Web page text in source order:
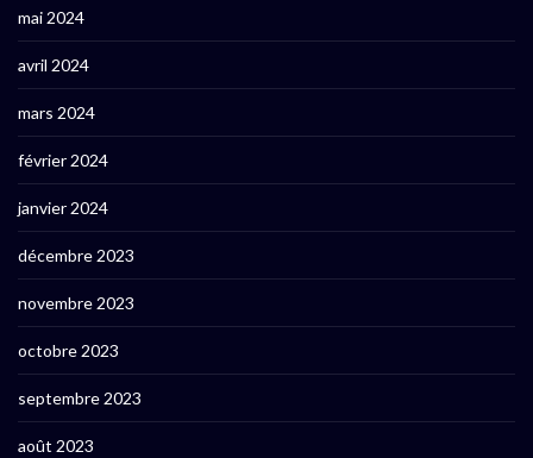
mai 2024
avril 2024
mars 2024
février 2024
janvier 2024
décembre 2023
novembre 2023
octobre 2023
septembre 2023
août 2023